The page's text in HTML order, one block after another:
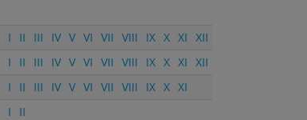
I II III IV V VI VII VIII IX X XI XII
I II III IV V VI VII VIII IX X XI XII
I II III IV V VI VII VIII IX X XI
I
II